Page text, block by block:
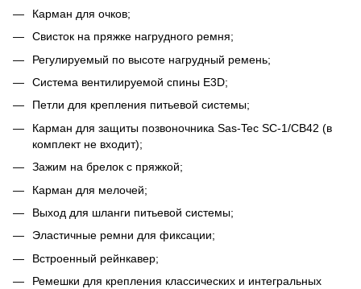
Карман для очков;
Свисток на пряжке нагрудного ремня;
Регулируемый по высоте нагрудный ремень;
Система вентилируемой спины E3D;
Петли для крепления питьевой системы;
Карман для защиты позвоночника Sas-Tec SC-1/CB42 (в
комплект не входит);
Зажим на брелок с пряжкой;
Карман для мелочей;
Выход для шланги питьевой системы;
Эластичные ремни для фиксации;
Встроенный рейнкавер;
Ремешки для крепления классических и интегральных